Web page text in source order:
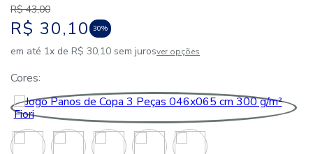
R$ 43,00
R$ 30,10 30%
em até 1x de R$ 30,10 sem jurosver opções
Cores